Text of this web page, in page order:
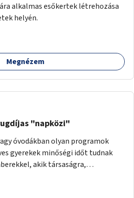
alkalmas esőkertek létrehozása
helyén.
Megnézem
"napközi"
óvodákban olyan programok
gyerekek minőségi időt tudnak
akik társaságra,